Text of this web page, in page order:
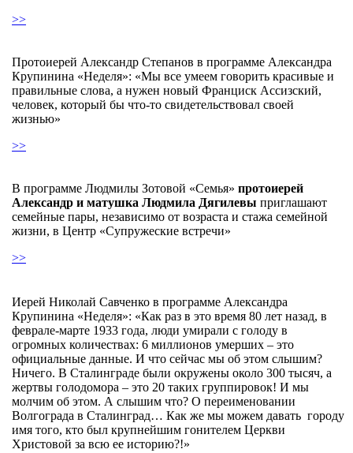
>>
Протоиерей Александр Степанов в программе Александра
Крупинина «Неделя»: «Мы все умеем говорить красивые и
правильные слова, а нужен новый Франциск Ассизский,
человек, который бы что-то свидетельствовал своей
жизнью»
>>
В программе Людмилы Зотовой «Семья» протоиерей
Александр и матушка Людмила Дягилевы приглашают
семейные пары, независимо от возраста и стажа семейной
жизни, в Центр «Супружеские встречи»
>>
Иерей Николай Савченко в программе Александра
Крупинина «Неделя»: «Как раз в это время 80 лет назад, в
феврале-марте 1933 года, люди умирали с голоду в
огромных количествах: 6 миллионов умерших – это
официальные данные. И что сейчас мы об этом слышим?
Ничего. В Сталинграде были окружены около 300 тысяч, а
жертвы голодомора – это 20 таких группировок! И мы
молчим об этом. А слышим что? О переименовании
Волгограда в Сталинград… Как же мы можем давать городу
имя того, кто был крупнейшим гонителем Церкви
Христовой за всю ее историю?!»